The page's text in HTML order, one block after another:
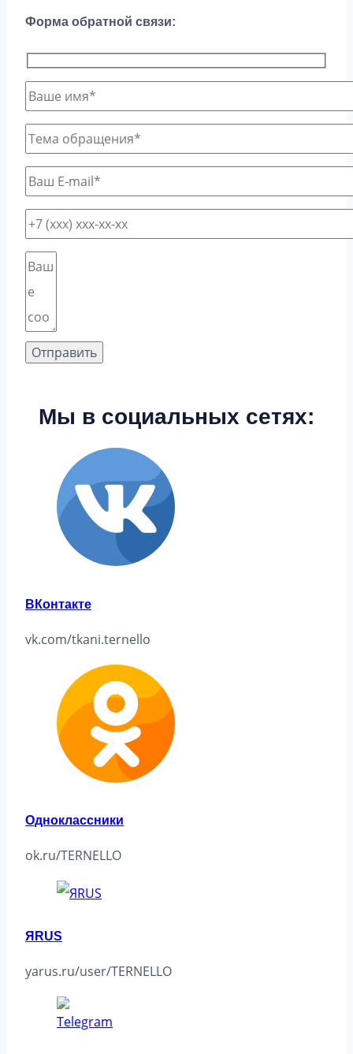
Форма обратной связи:
Мы в социальных сетях:
ВКонтакте
vk.com/tkani.ternello
Одноклассники
ok.ru/TERNELLO
ЯRUS
yarus.ru/user/TERNELLO